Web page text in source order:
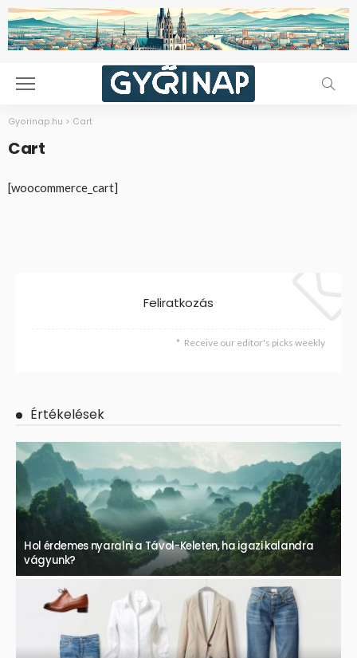
Gyorinap.hu > Cart
Cart
[woocommerce_cart]
Feliratkozás
Receive our editor's picks weekly
Értékelések
Hol érdemes nyaralni a Távol-Keleten, ha igazi kalandra
vágyunk?